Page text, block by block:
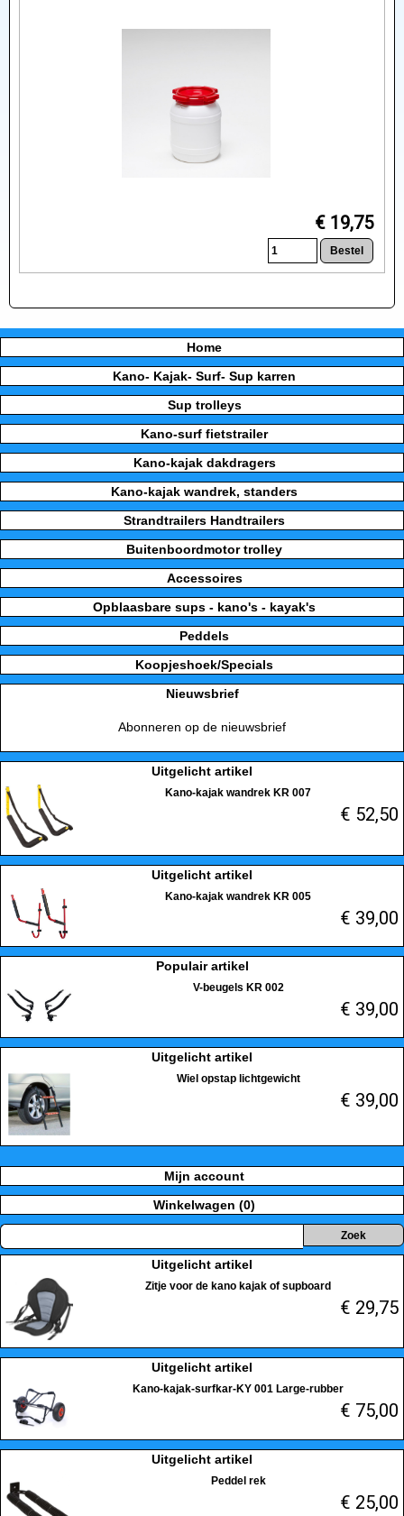
€ 19,75
Home
Kano- Kajak- Surf- Sup karren
Sup trolleys
Kano-surf fietstrailer
Kano-kajak dakdragers
Kano-kajak wandrek, standers
Strandtrailers Handtrailers
Buitenboordmotor trolley
Accessoires
Opblaasbare sups - kano's - kayak's
Peddels
Koopjeshoek/Specials
Nieuwsbrief
Abonneren op de nieuwsbrief
Uitgelicht artikel
Kano-kajak wandrek KR 007
€ 52,50
Uitgelicht artikel
Kano-kajak wandrek KR 005
€ 39,00
Populair artikel
V-beugels KR 002
€ 39,00
Uitgelicht artikel
Wiel opstap lichtgewicht
€ 39,00
Mijn account
Winkelwagen (0)
Uitgelicht artikel
Zitje voor de kano kajak of supboard
€ 29,75
Uitgelicht artikel
Kano-kajak-surfkar-KY 001 Large-rubber
€ 75,00
Uitgelicht artikel
Peddel rek
€ 25,00